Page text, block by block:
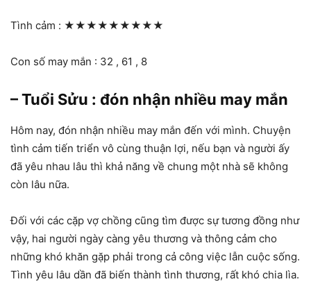
Tình cảm : ★★★★★★★★★
Con số may mắn : 32 , 61 , 8
– Tuổi Sửu : đón nhận nhiều may mắn
Hôm nay, đón nhận nhiều may mắn đến với mình. Chuyện
tình cảm tiến triển vô cùng thuận lợi, nếu bạn và người ấy
đã yêu nhau lâu thì khả năng về chung một nhà sẽ không
còn lâu nữa.
Đối với các cặp vợ chồng cũng tìm được sự tương đồng như
vậy, hai người ngày càng yêu thương và thông cảm cho
những khó khăn gặp phải trong cả công việc lẫn cuộc sống.
Tình yêu lâu dần đã biến thành tình thương, rất khó chia lìa.